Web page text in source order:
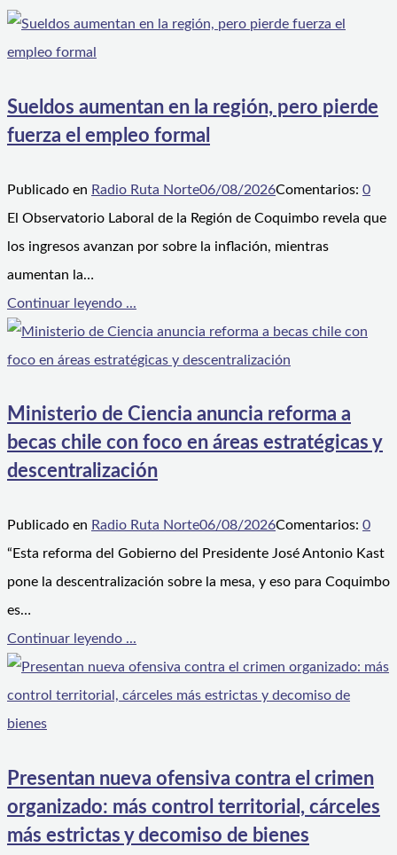
Sueldos aumentan en la región, pero pierde
fuerza el empleo formal
Publicado en Radio Ruta Norte06/08/2026Comentarios: 0
El Observatorio Laboral de la Región de Coquimbo revela que
los ingresos avanzan por sobre la inflación, mientras
aumentan la…
Continuar leyendo ...
Ministerio de Ciencia anuncia reforma a
becas chile con foco en áreas estratégicas y
descentralización
Publicado en Radio Ruta Norte06/08/2026Comentarios: 0
“Esta reforma del Gobierno del Presidente José Antonio Kast
pone la descentralización sobre la mesa, y eso para Coquimbo
es…
Continuar leyendo ...
Presentan nueva ofensiva contra el crimen
organizado: más control territorial, cárceles
más estrictas y decomiso de bienes